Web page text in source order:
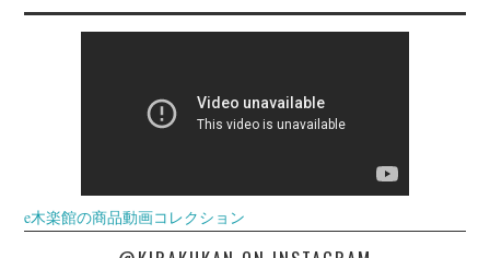
e木楽館の商品動画コレクション